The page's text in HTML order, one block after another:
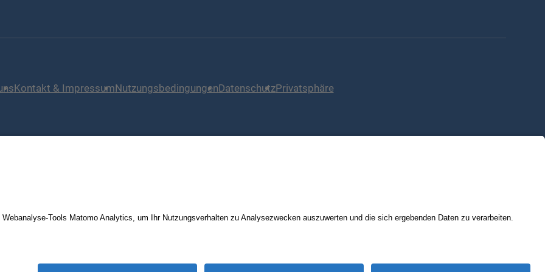
Kontakt & ImpressumNutzungsbedingungenDatenschutzPrivatsphäre